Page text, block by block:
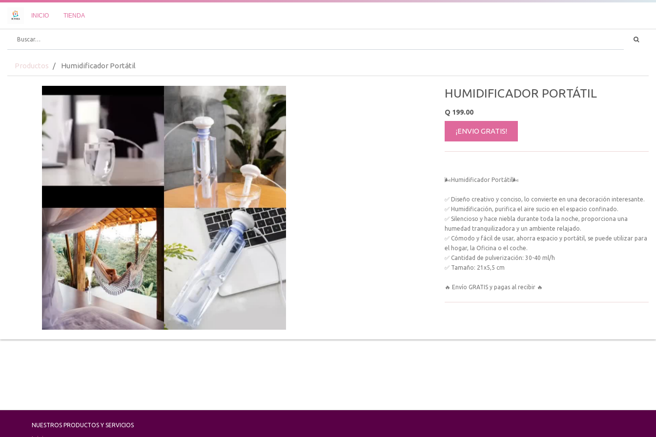
INICIO TIENDA
Productos Humidificador Portátil
HUMIDIFICADOR PORTÁTIL
Q 199.00
¡ENVIO GRATIS!
🌬Humidificador Portátil🌬
✅ Diseño creativo y conciso, lo convierte en una decoración interesante.
✅ Humidificación, purifica el aire sucio en el espacio confinado.
✅ Silencioso y hace niebla durante toda la noche, proporciona una
humedad tranquilizadora y un ambiente relajado.
✅ Cómodo y fácil de usar, ahorra espacio y portátil, se puede utilizar para
el hogar, la Oficina o el coche.
✅ Cantidad de pulverización: 30-40 ml/h
✅ Tamaño: 21x5,5 cm
🔥 Envío GRATIS y pagas al recibir 🔥
NUESTROS PRODUCTOS Y SERVICIOS